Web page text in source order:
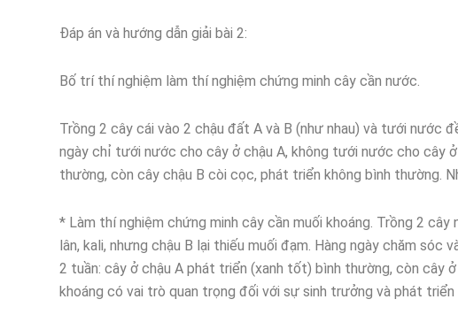
Đáp án và hướng dẫn giải bài 2:
Bố trí thí nghiệm làm thí nghiệm chứng minh cây cần nước.
Trồng 2 cây cái vào 2 chậu đất A và B (như nhau) và tưới nước
ngày chỉ tưới nước cho cây ở chậu A, không tưới nước cho cây
thường, còn cây chậu B còi cọc, phát triển không bình thường.
* Làm thí nghiệm chứng minh cây cần muối khoáng. Trồng 2
lân, kali, nhưng chậu B lại thiếu muối đạm. Hàng ngày chăm
2 tuần: cây ở chậu A phát triển (xanh tốt) bình thường, còn cây
khoáng có vai trò quan trọng đối với sự sinh trưởng và phát triển